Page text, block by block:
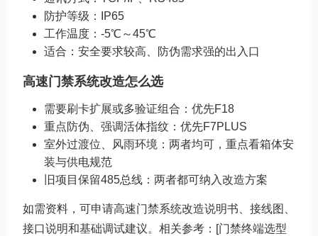
防护等级：IP65
工作温度：-5℃～45℃
适合：安全要求较高、防伪需求强的出入口
高速门禁系统改造怎么选
需要刷卡扩展或多验证组合：优先F18
重点防伪、强调活体指纹：优先F7PLUS
室外过渡位、风雨环境：两者均可，重点看箱体安
装与供电规范
旧项目保留485总线：两者都可纳入改造方案
如需资料，可申请高速门禁系统改造说明书、接线图、
接口说明和基础调试建议。相关参考：[门禁终端选型